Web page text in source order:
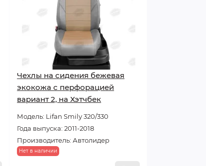
Чехлы на сидения бежевая
экокожа с перфорацией
вариант 2, на Хэтчбек
Модель: Lifan Smily 320/330
Года выпуска: 2011-2018
Производитель: Автолидер
Нет в наличии